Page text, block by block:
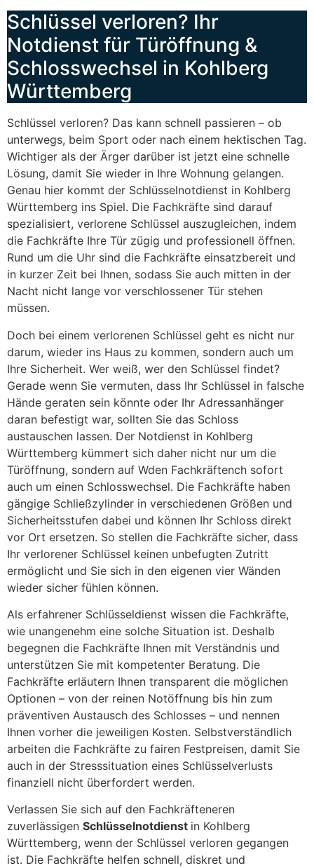
Schlüssel verloren? Ihr
Notdienst für Türöffnung &
Schlosswechsel in Kohlberg
Württemberg
Schlüssel verloren? Das kann schnell passieren – ob
unterwegs, beim Sport oder nach einem hektischen Tag.
Wichtiger als der Ärger darüber ist jetzt eine schnelle
Lösung, damit Sie wieder in Ihre Wohnung gelangen.
Genau hier kommt der Schlüsselnotdienst in Kohlberg
Württemberg ins Spiel. Die Fachkräfte sind darauf
spezialisiert, verlorene Schlüssel auszugleichen, indem
die Fachkräfte Ihre Tür zügig und professionell öffnen.
Rund um die Uhr sind die Fachkräfte einsatzbereit und
in kurzer Zeit bei Ihnen, sodass Sie auch mitten in der
Nacht nicht lange vor verschlossener Tür stehen
müssen.
Doch bei einem verlorenen Schlüssel geht es nicht nur
darum, wieder ins Haus zu kommen, sondern auch um
Ihre Sicherheit. Wer weiß, wer den Schlüssel findet?
Gerade wenn Sie vermuten, dass Ihr Schlüssel in falsche
Hände geraten sein könnte oder Ihr Adressanhänger
daran befestigt war, sollten Sie das Schloss
austauschen lassen. Der Notdienst in Kohlberg
Württemberg kümmert sich daher nicht nur um die
Türöffnung, sondern auf Wden Fachkräftench sofort
auch um einen Schlosswechsel. Die Fachkräfte haben
gängige Schließzylinder in verschiedenen Größen und
Sicherheitsstufen dabei und können Ihr Schloss direkt
vor Ort ersetzen. So stellen die Fachkräfte sicher, dass
Ihr verlorener Schlüssel keinen unbefugten Zutritt
ermöglicht und Sie sich in den eigenen vier Wänden
wieder sicher fühlen können.
Als erfahrener Schlüsseldienst wissen die Fachkräfte,
wie unangenehm eine solche Situation ist. Deshalb
begegnen die Fachkräfte Ihnen mit Verständnis und
unterstützen Sie mit kompetenter Beratung. Die
Fachkräfte erläutern Ihnen transparent die möglichen
Optionen – von der reinen Notöffnung bis hin zum
präventiven Austausch des Schlosses – und nennen
Ihnen vorher die jeweiligen Kosten. Selbstverständlich
arbeiten die Fachkräfte zu fairen Festpreisen, damit Sie
auch in der Stresssituation eines Schlüsselverlusts
finanziell nicht überfordert werden.
Verlassen Sie sich auf den Fachkräfteneren
zuverlässigen Schlüsselnotdienst in Kohlberg
Württemberg, wenn der Schlüssel verloren gegangen
ist. Die Fachkräfte helfen schnell, diskret und